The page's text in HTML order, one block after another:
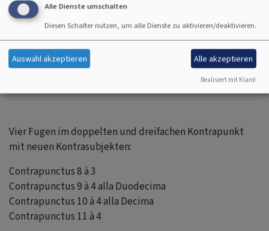
Drei Gegenfugen:
Contrapunctus 5
Contrapunctus 6 · 4 in stylo francese
Contrapunctus 7 à 4 per Augmentationenm et
Vier Fugen im doppelten und dreifachen Kontrapunkt
mit neuen Kontrasubjekten:
Contrapunctus 8 à 3
Contrapunctus 9 à 4 alla Duodecima
Contrapunctus 10 à 4 alla Decima
Contrapunctus 11 à 4
Alle Dienste umschalten
Diesen Schalter nutzen, um alle Dienste zu aktivieren/deaktivieren.
Auswahl akzeptieren Alle akzeptieren
Realisiert mit Klaro!